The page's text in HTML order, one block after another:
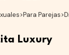
>Para Parejas>
Luxury